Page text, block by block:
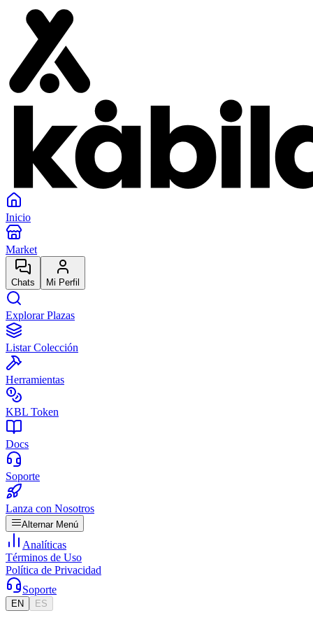
Inicio
Market
Chats Mi Perfil
Explorar Plazas
Listar Colección
Herramientas
KBL Token
Docs
Soporte
Lanza con Nosotros
Alternar Menú
Analíticas
Términos de Uso
Política de Privacidad
Soporte
EN ES